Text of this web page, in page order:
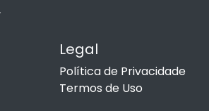
Legal
Política de Privacidade
Termos de Uso